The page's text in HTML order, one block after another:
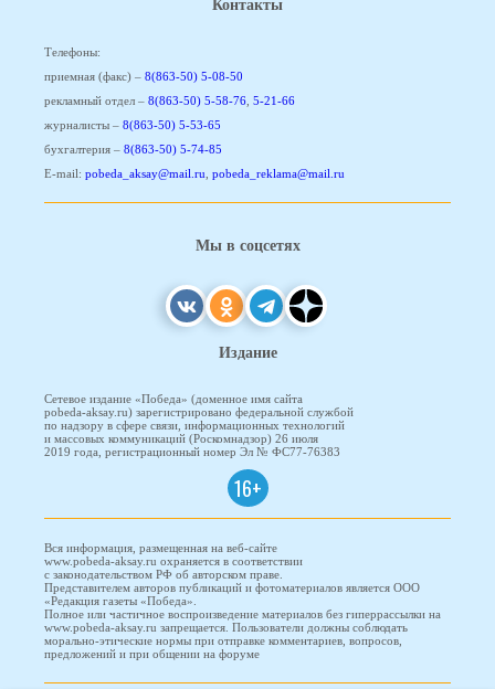
Контакты
Телефоны:
приемная (факс) – 8(863-50) 5-08-50
рекламный отдел – 8(863-50) 5-58-76 5-21-66
журналисты – 8(863-50) 5-53-65
бухгалтерия – 8(863-50) 5-74-85
E-mail: pobeda_aksay@mail.ru pobeda_reklama@mail.ru
Мы в соцсетях
Издание
Сетевое издание «Победа» (доменное имя сайта
pobeda-aksay.ru) зарегистрировано федеральной службой
по надзору в сфере связи, информационных технологий
и массовых коммуникаций (Роскомнадзор) 26 июля
2019 года, регистрационный номер Эл № ФС77-76383
16+
Вся информация, размещенная на веб-сайте
www.pobeda-aksay.ru охраняется в соответствии
с законодательством РФ об авторском праве.
Представителем авторов публикаций и фотоматериалов является ООО
«Редакция газеты «Победа».
Полное или частичное воспроизведение материалов без гиперрассылки на
www.pobeda-aksay.ru запрещается. Пользователи должны соблюдать
морально-этические нормы при отправке комментариев, вопросов,
предложений и при общении на форуме